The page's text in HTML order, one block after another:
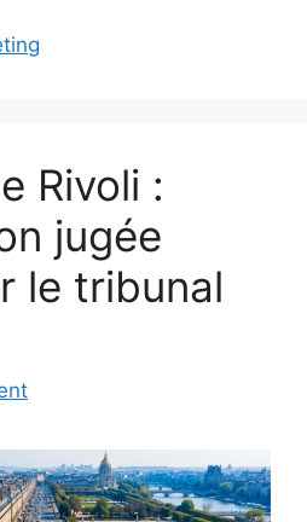
Rivoli :
jugée
le tribunal